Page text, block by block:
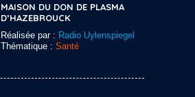
MAISON DU DON DE PLASMA
D’HAZEBROUCK
Réalisée par : Radio Uylenspiegel
Thématique : Santé